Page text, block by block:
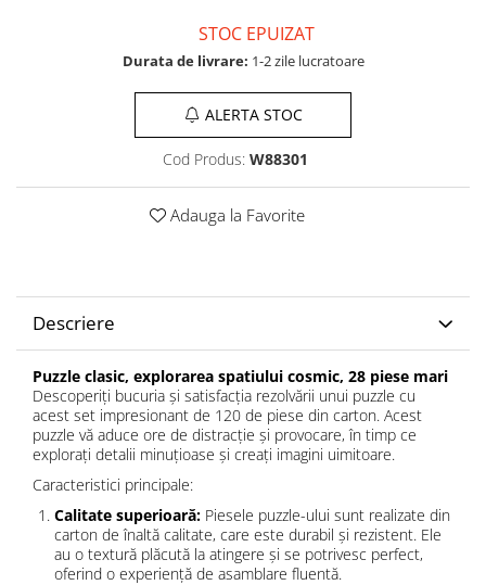
STOC EPUIZAT
Durata de livrare: 1-2 zile lucratoare
ALERTA STOC
Cod Produs: W88301
Adauga la Favorite
Descriere
Puzzle clasic, explorarea spatiului cosmic, 28 piese mari
Descoperiți bucuria și satisfacția rezolvării unui puzzle cu
acest set impresionant de 120 de piese din carton. Acest
puzzle vă aduce ore de distracție și provocare, în timp ce
explorați detalii minuțioase și creați imagini uimitoare.
Caracteristici principale:
Calitate superioară: Piesele puzzle-ului sunt realizate din
carton de înaltă calitate, care este durabil și rezistent. Ele
au o textură plăcută la atingere și se potrivesc perfect,
oferind o experiență de asamblare fluentă.